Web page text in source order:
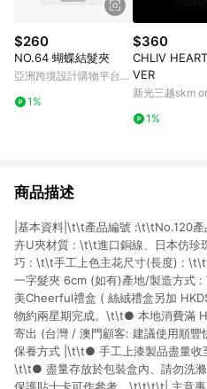
$260
NO.64 蝴蝶結髮夾
亞洲跨境設計購物平台
1%
$360
CHLIV
VER
新光三越skm
1%
商品描述
|基本資料|\t\t產品編號 :\t\tNo.120
卉U夾材質 : \t\t進口銅線、日本仿珍
巧 : \t\t手工上色主花尺寸(長度) :
一字髮夾 6cm (如有)產地/製造方式
美Cheerful禮盒 ( 絲絨禮盒另加
物約兩星期完成。\t\t● 本地消費滿
寄出 (台灣 / 澳門顧客: 建議使用順
保養方式 |\t\t● 手工上漆製品盡量收
\t\t● 盡量存放於包裝盒內、請勿洗